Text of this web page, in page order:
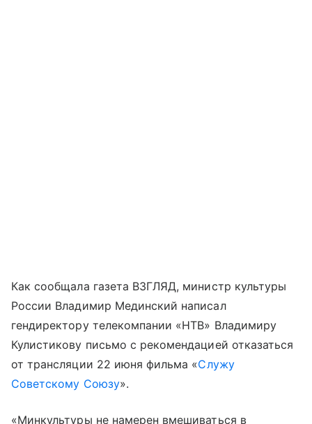
Как сообщала газета ВЗГЛЯД, министр культуры
России Владимир Мединский написал
гендиректору телекомпании «НТВ» Владимиру
Кулистикову письмо с рекомендацией отказаться
от трансляции 22 июня фильма «Служу
Советскому Союзу».
«Минкультуры не намерен вмешиваться в